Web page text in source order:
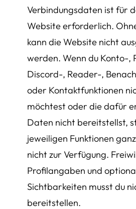
Verbindungsdaten ist für
Website erforderlich.
kann die Website nicht
werden. Wenn du Konto-,
Discord-, Reader-,
oder Kontaktfunktionen
möchtest oder die dafür
Daten nicht bereitstellst,
jeweiligen Funktionen
nicht zur Verfügung.
Profilangaben und
Sichtbarkeiten musst du
bereitstellen.